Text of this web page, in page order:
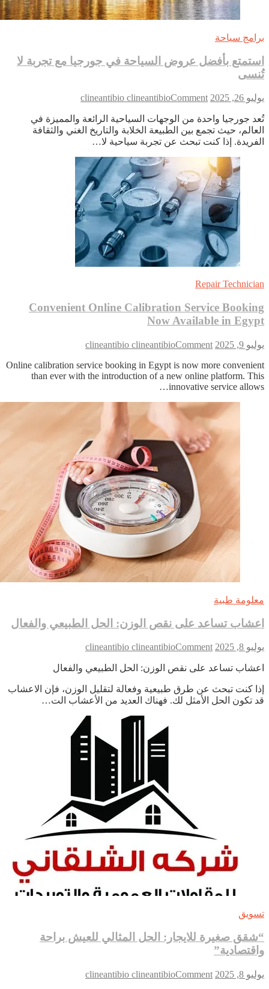
سياحة
بأفضل عروض السياحة في جورجيا مع تجربة لا
26, 2025
clineantibio clineantibioComment
on
بأفضل
عروض
السياحة
جورجيا
مع
تجربة
لا
تُنسى
جورجيا واحدة من الوجهات السياحية الرائعة والمميزة في
حيث تجمع بين الطبيعة الخلابة والتاريخ الغني والثقافة
إذا كنت تبحث عن تجربة سياحية لا…
Repair
Convenient Online Calibration Service
Now Available in
9, 2025
clineantibio clineantibioComment
on
Online
Calibration
Egypt
Online calibration service booking in Egypt is now more
than ever with the introduction of a new online platform.
innovative service
طبية
تساعد على نقص الوزن: الحل الطبيعي والفعال
8, 2025
clineantibio clineantibioComment
on
تساعد
نقص
الوزن:
الحل
الطبيعي
والفعال
تساعد على نقص الوزن: الحل الطبيعي والفعال
كنت تبحث عن طرق طبيعية وفعالة لتقليل الوزن، فإن الاعشاب
تكون الحل الأمثل لك. فهناك العديد من الأعشاب الت…
صغيرة للايجار: الحل المثالي للعيش براحة
8, 2025
clineantibio clineantibioComment
on